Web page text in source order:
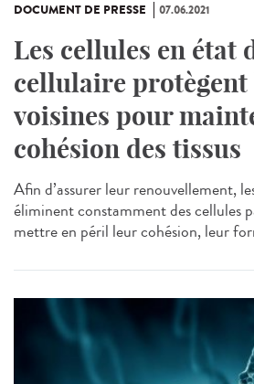
DOCUMENT DE PRESSE 07.06.2021
Les cellules en état
cellulaire protègent
voisines pour
cohésion des tissus
Afin d’assurer leur renouvellement,
éliminent constamment des cellules
mettre en péril leur cohésion, leur